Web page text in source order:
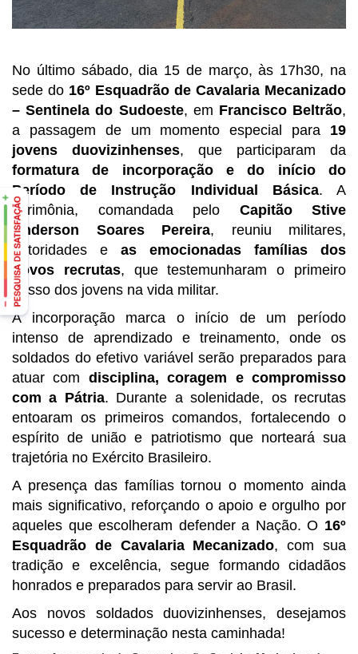
No último sábado, dia 15 de março, às 17h30, na
sede do 16º Esquadrão de Cavalaria Mecanizado
– Sentinela do Sudoeste, em Francisco Beltrão,
a passagem de um momento especial para 19
jovens duovizinhenses, que participaram da
formatura de incorporação e do início do
Período de Instrução Individual Básica. A
cerimônia, comandada pelo Capitão Stive
Anderson Soares Pereira, reuniu militares,
autoridades e as emocionadas famílias dos
novos recrutas, que testemunharam o primeiro
passo dos jovens na vida militar.
A incorporação marca o início de um período
intenso de aprendizado e treinamento, onde os
soldados do efetivo variável serão preparados para
atuar com disciplina, coragem e compromisso
com a Pátria. Durante a solenidade, os recrutas
entoaram os primeiros comandos, fortalecendo o
espírito de união e patriotismo que norteará sua
trajetória no Exército Brasileiro.
A presença das famílias tornou o momento ainda
mais significativo, reforçando o apoio e orgulho por
aqueles que escolheram defender a Nação. O 16º
Esquadrão de Cavalaria Mecanizado, com sua
tradição e excelência, segue formando cidadãos
honrados e preparados para servir ao Brasil.
Aos novos soldados duovizinhenses, desejamos
sucesso e determinação nesta caminhada!